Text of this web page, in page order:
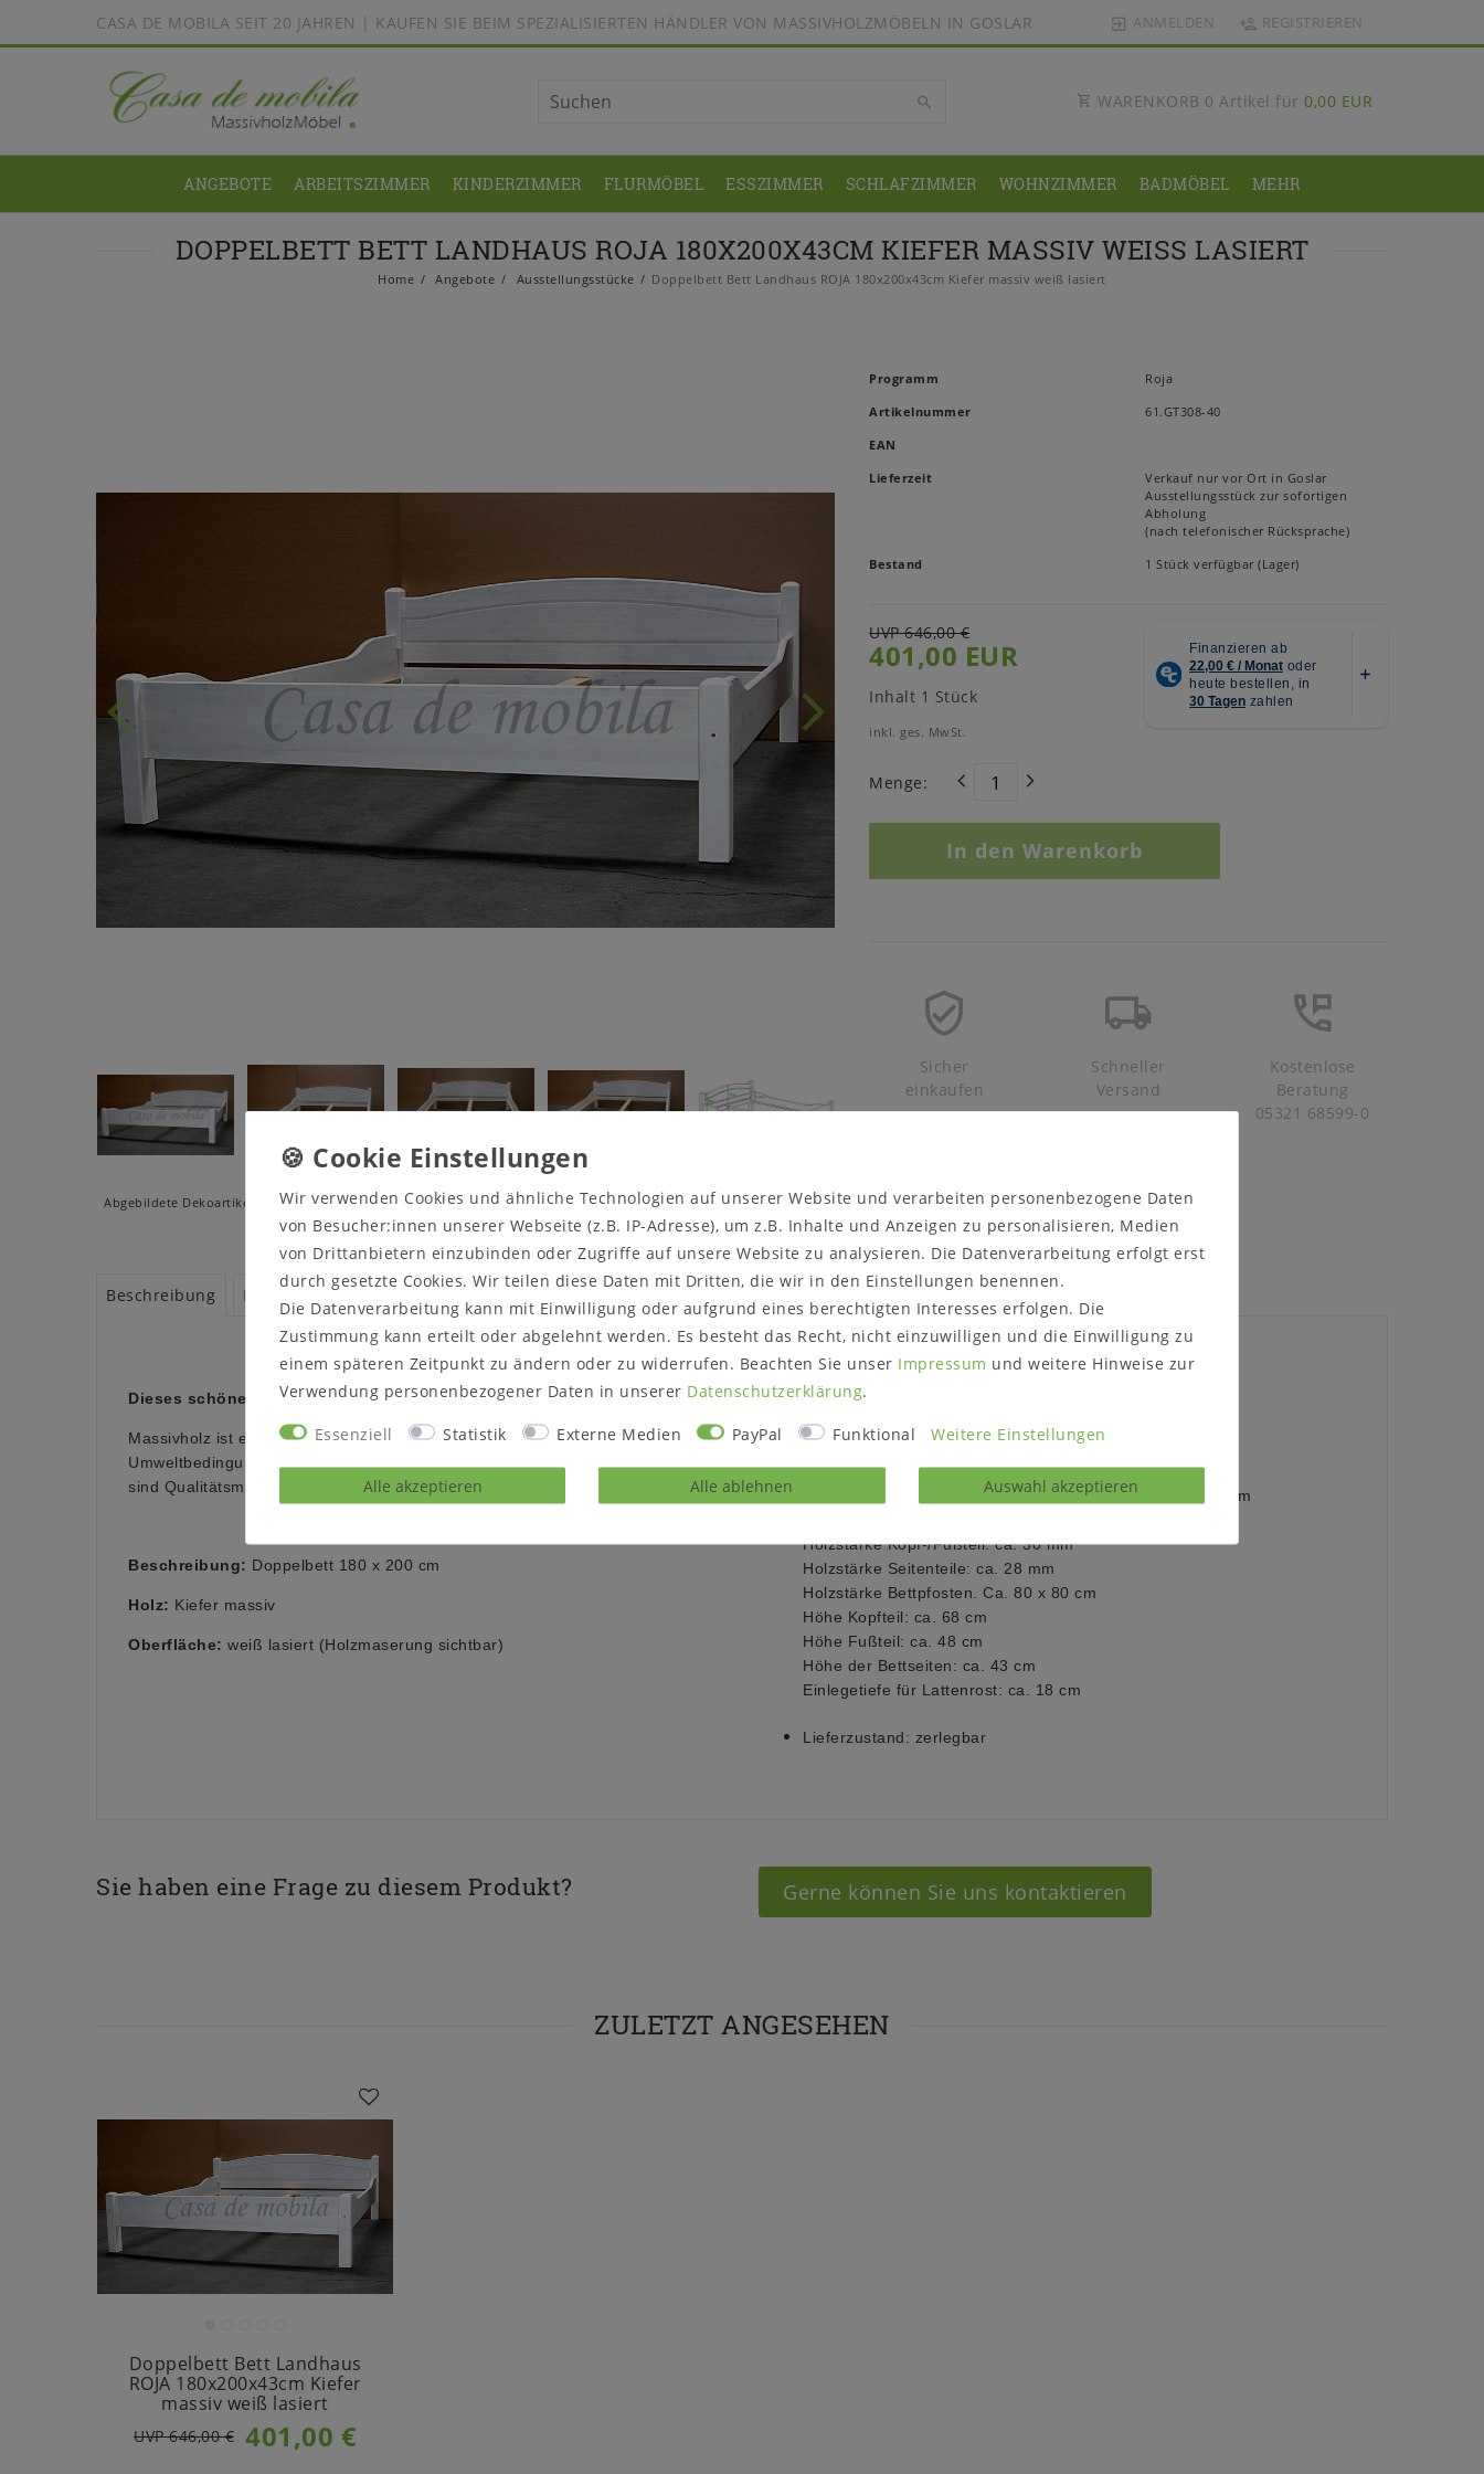
CASA DE MOBILA SEIT 20 JAHREN | KAUFEN SIE BEIM SPEZIALISIERTEN HÄNDLER VON MASSIVHOLZMÖBELN IN GOSLAR ANMELDEN REGISTRIEREN
WARENKORB 0 Artikel für 0,00 EUR
ANGEBOTE ARBEITSZIMMER KINDERZIMMER FLURMÖBEL ESSZIMMER SCHLAFZIMMER WOHNZIMMER BADMÖBEL MEHR
DOPPELBETT BETT LANDHAUS ROJA 180X200X43CM KIEFER MASSIV WEISS LASIERT
Home Angebote Ausstellungsstücke Doppelbett Bett Landhaus ROJA 180x200x43cm Kiefer massiv weiß lasiert
Abgebildete Dekoartikel und Beleuchtungen gehören - wenn nicht anders angegeben - nicht zum Lieferumfang.
Programm
Roja
Artikelnummer
61.GT308-40
EAN
Lieferzeit
Verkauf nur vor Ort in Goslar
Ausstellungsstück zur sofortigen
Abholung
(nach telefonischer Rücksprache)
Bestand
1 Stück verfügbar (Lager)
UVP 646,00 €
401,00 EUR
Inhalt 1 Stück
inkl. ges. MwSt.
Menge:
In den Warenkorb
Sicher
einkaufen
Schneller
Versand
Kostenlose
Beratung
05321 68599-0
Beschreibung Produktsicherheit
Dieses schöne Bett aus der Serie ROJA ist aus massiver Kiefer gefertigt.
Massivholz ist ein organisches Material und passt sich den jeweiligen
Umweltbedingungen an. Leichter Verzug, Haarrisse und Oberflächendetails
sind Qualitätsmerkmale des Materials.
Beschreibung: Doppelbett 180 x 200 cm
Holz: Kiefer massiv
Oberfläche: weiß lasiert (Holzmaserung sichtbar)
Maße:ca.
Breite 191 cm
Länge 212 cm
für Matratzengröße: ca. 180 x 200 cm oder 2 x 90 x 200 cm
Holzstärke Kopf-/Fußteil: ca. 30 mm
Holzstärke Seitenteile: ca. 28 mm
Holzstärke Bettpfosten. Ca. 80 x 80 cm
Höhe Kopfteil: ca. 68 cm
Höhe Fußteil: ca. 48 cm
Höhe der Bettseiten: ca. 43 cm
Einlegetiefe für Lattenrost: ca. 18 cm
Lieferzustand: zerlegbar
Sie haben eine Frage zu diesem Produkt? Gerne können Sie uns kontaktieren
ZULETZT ANGESEHEN
Doppelbett Bett Landhaus
ROJA 180x200x43cm Kiefer
massiv weiß lasiert
UVP 646,00 € 401,00 €
Wir verwenden Cookies und ähnliche Technologien auf unserer Website und verarbeiten personenbezogene Daten
von Besucher:innen unserer Webseite (z.B. IP-Adresse), um z.B. Inhalte und Anzeigen zu personalisieren, Medien
von Drittanbietern einzubinden oder Zugriffe auf unsere Website zu analysieren. Die Datenverarbeitung erfolgt erst
durch gesetzte Cookies. Wir teilen diese Daten mit Dritten, die wir in den Einstellungen benennen.
Die Datenverarbeitung kann mit Einwilligung oder aufgrund eines berechtigten Interesses erfolgen. Die
Zustimmung kann erteilt oder abgelehnt werden. Es besteht das Recht, nicht einzuwilligen und die Einwilligung zu
einem späteren Zeitpunkt zu ändern oder zu widerrufen. Beachten Sie unser Impressum und weitere Hinweise zur
Verwendung personenbezogener Daten in unserer Daten­schutz­erklärung.
Essenziell Statistik Externe Medien PayPal Funktional Weitere Einstellungen
Alle akzeptieren Alle ablehnen Auswahl akzeptieren